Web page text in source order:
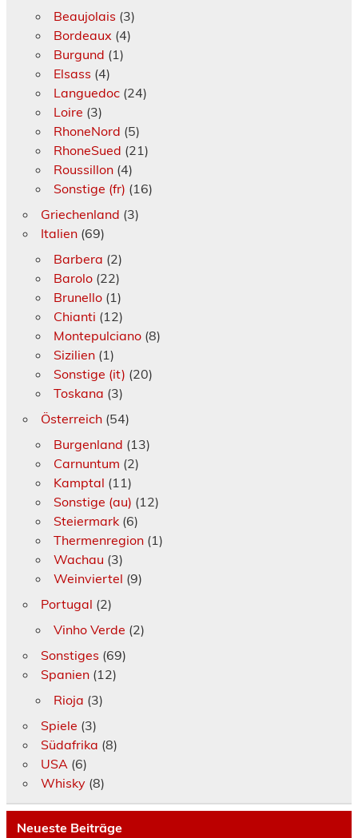
Beaujolais (3)
Bordeaux (4)
Burgund (1)
Elsass (4)
Languedoc(24)
Loire (3)
RhoneNord (5)
RhoneSued (21)
Roussillon(4)
Sonstige (fr) (16)
Griechenland (3)
Italien(69)
Barbera (2)
Barolo(22)
Brunello(1)
Chianti (12)
Montepulciano(8)
Sizilien(1)
Sonstige (it) (20)
Toskana (3)
Österreich(54)
Burgenland (13)
Carnuntum (2)
Kamptal (11)
Sonstige (au) (12)
Steiermark(6)
Thermenregion(1)
Wachau (3)
Weinviertel (9)
Portugal (2)
Vinho Verde (2)
Sonstiges (69)
Spanien(12)
Rioja (3)
Spiele (3)
Südafrika (8)
USA(6)
Whisky(8)
Neueste Beiträge